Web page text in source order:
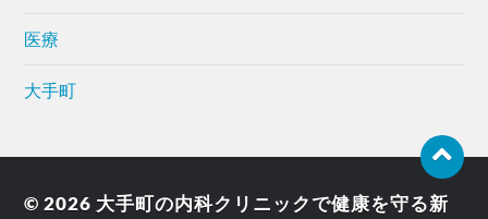
医療
大手町
© 2026 大手町の内科クリニックで健康を守る新